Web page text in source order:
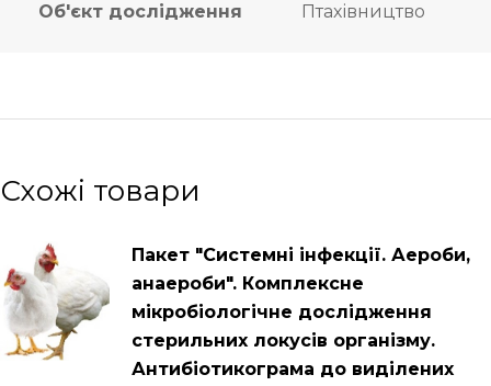
Об'єкт дослідження
Птахівництво
Схожі товари
Пакет "Системні інфекції. Аероби,
анаероби". Комплексне
мікробіологічне дослідження
стерильних локусів організму.
Антибіотикограма до виділених